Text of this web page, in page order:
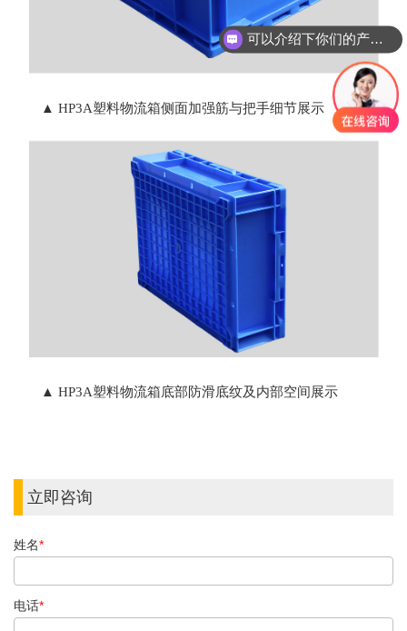
▲ HP3A塑料物流箱侧面加强筋与把手细节展示
▲ HP3A塑料物流箱底部防滑底纹及内部空间展示
立即咨询
姓名*
电话*
可以介绍下你们的产品么